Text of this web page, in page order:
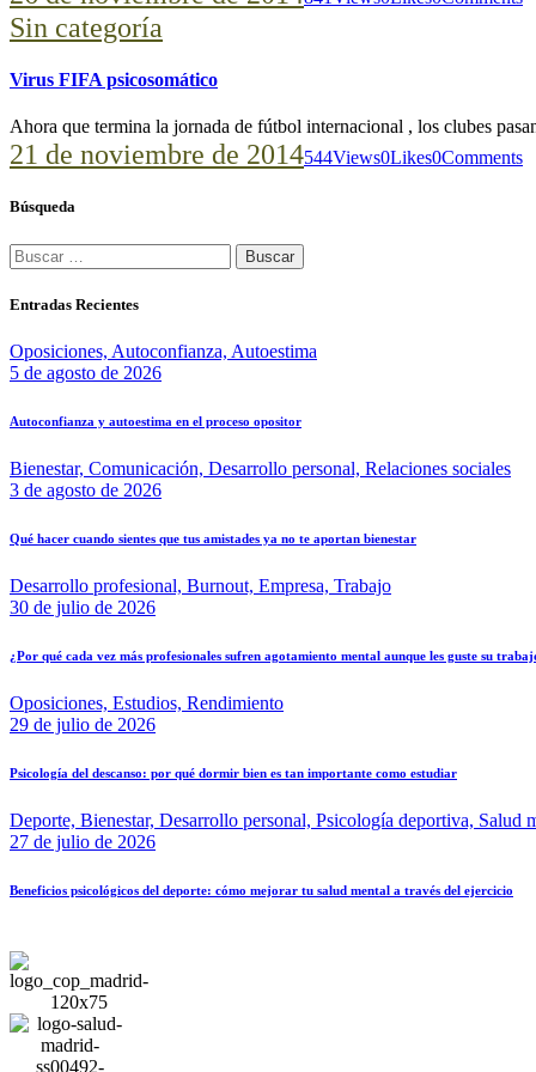
Sin categoría
Virus FIFA psicosomático
Ahora que termina la jornada de fútbol internacional , los clubes
21 de noviembre de 2014544Views0Likes0Comments
Búsqueda
Buscar:
Entradas Recientes
Oposiciones, Autoconfianza, Autoestima
5 de agosto de 2026
Autoconfianza y autoestima en el proceso opositor
Bienestar, Comunicación, Desarrollo personal, Relaciones sociales
3 de agosto de 2026
Qué hacer cuando sientes que tus amistades ya no te aportan bienestar
Desarrollo profesional, Burnout, Empresa, Trabajo
30 de julio de 2026
¿Por qué cada vez más profesionales sufren agotamiento mental aunque les guste su
Oposiciones, Estudios, Rendimiento
29 de julio de 2026
Psicología del descanso: por qué dormir bien es tan importante como estudiar
Deporte, Bienestar, Desarrollo personal, Psicología deportiva, Salud
27 de julio de 2026
Beneficios psicológicos del deporte: cómo mejorar tu salud mental a través del ejercicio